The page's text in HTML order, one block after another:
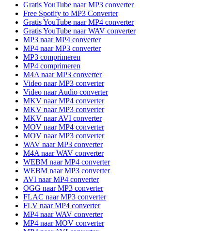
Gratis YouTube naar MP3 converter
Free Spotify to MP3 Converter
Gratis YouTube naar MP4 converter
Gratis YouTube naar WAV converter
MP3 naar MP4 converter
MP4 naar MP3 converter
MP3 comprimeren
MP4 comprimeren
M4A naar MP3 converter
Video naar MP3 converter
Video naar Audio converter
MKV naar MP4 converter
MKV naar MP3 converter
MKV naar AVI converter
MOV naar MP4 converter
MOV naar MP3 converter
WAV naar MP3 converter
M4A naar WAV converter
WEBM naar MP4 converter
WEBM naar MP3 converter
AVI naar MP4 converter
OGG naar MP3 converter
FLAC naar MP3 converter
FLV naar MP4 converter
MP4 naar WAV converter
MP4 naar MOV converter